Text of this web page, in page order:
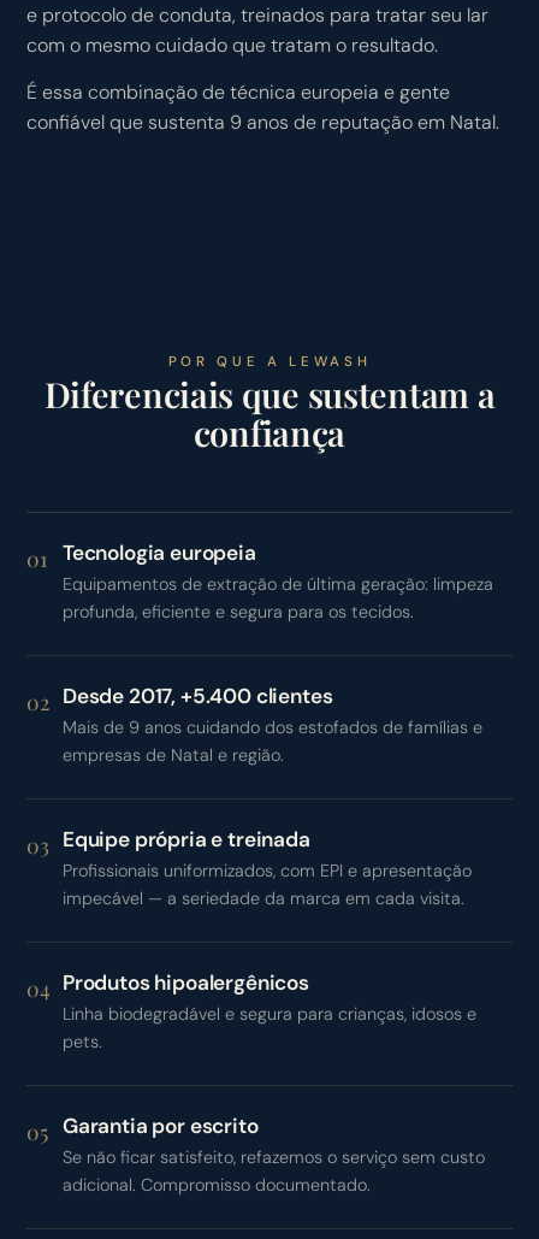
e protocolo de conduta, treinados para tratar seu lar
com o mesmo cuidado que tratam o resultado.
É essa combinação de técnica europeia e gente
confiável que sustenta 9 anos de reputação em Natal.
POR QUE A LEWASH
Diferenciais que sustentam a
confiança
01 Tecnologia europeia
Equipamentos de extração de última geração: limpeza
profunda, eficiente e segura para os tecidos.
02 Desde 2017, +5.400 clientes
Mais de 9 anos cuidando dos estofados de famílias e
empresas de Natal e região.
03 Equipe própria e treinada
Profissionais uniformizados, com EPI e apresentação
impecável — a seriedade da marca em cada visita.
04 Produtos hipoalergênicos
Linha biodegradável e segura para crianças, idosos e
pets.
05 Garantia por escrito
Se não ficar satisfeito, refazemos o serviço sem custo
adicional. Compromisso documentado.